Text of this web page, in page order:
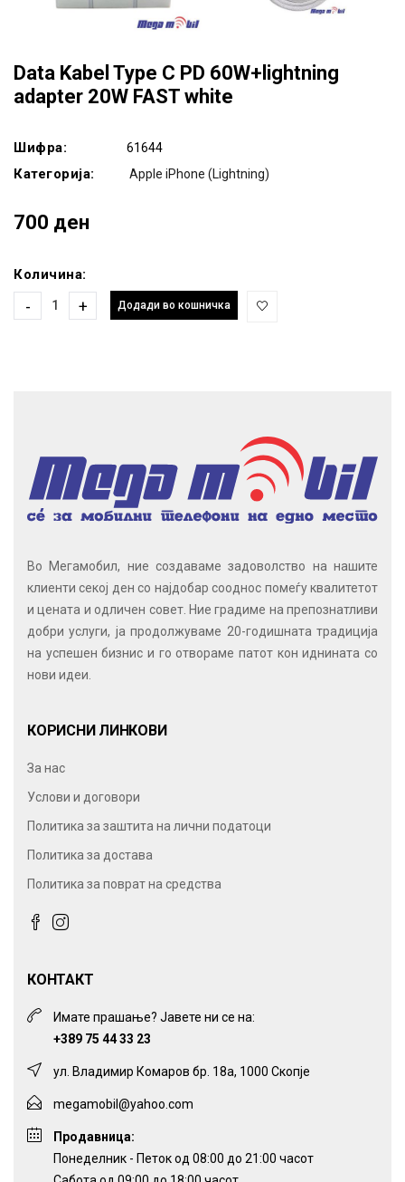
Data Kabel Type C PD 60W+lightning
adapter 20W FAST white
Шифра: 61644
Категорија: Apple iPhone (Lightning)
700 ден
Количина:
- + Додади во кошничка
Во Мегамобил, ние создаваме задоволство на нашите
клиенти секој ден со најдобар сооднос помеѓу квалитетот
и цената и одличен совет. Ние градиме на препознатливи
добри услуги, ја продолжуваме 20-годишната традиција
на успешен бизнис и го отвораме патот кон иднината со
нови идеи.
КОРИСНИ ЛИНКОВИ
За нас
Услови и договори
Политика за заштита на лични податоци
Политика за достава
Политика за поврат на средства
КОНТАКТ
Имате прашање? Јавете ни се на:
+389 75 44 33 23
ул. Владимир Комаров бр. 18а, 1000 Скопје
megamobil@yahoo.com
Продавница:
Понеделник - Петок од 08:00 до 21:00 часот